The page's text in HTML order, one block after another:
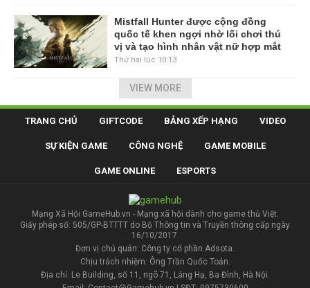
Mistfall Hunter được cộng đồng
quốc tế khen ngợi nhờ lối chơi thú
vị và tạo hình nhân vật nữ hợp mắt
Thứ hai lúc 10:13
VIEW MORE
TRANG CHỦ GIFTCODE BẢNG XẾP HẠNG VIDEO
SỰ KIỆN GAME CÔNG NGHỆ GAME MOBILE
GAME ONLINE ESPORTS
Mạng Xã Hội GameHub.vn - Mạng xã hội dành cho game thủ Việt.
Giấy phép số: 505/GP-BTTTT do Bộ Thông tin và Truyền thông cấp ngày
16/10/2017.
Đơn vị chủ quản: Công ty cổ phần Adsota.
Chịu trách nhiệm: Ông Trần Quốc Toản.
Địa chỉ: Le Building, số 11, ngõ 71, Láng Hạ, Ba Đình, Hà Nội.